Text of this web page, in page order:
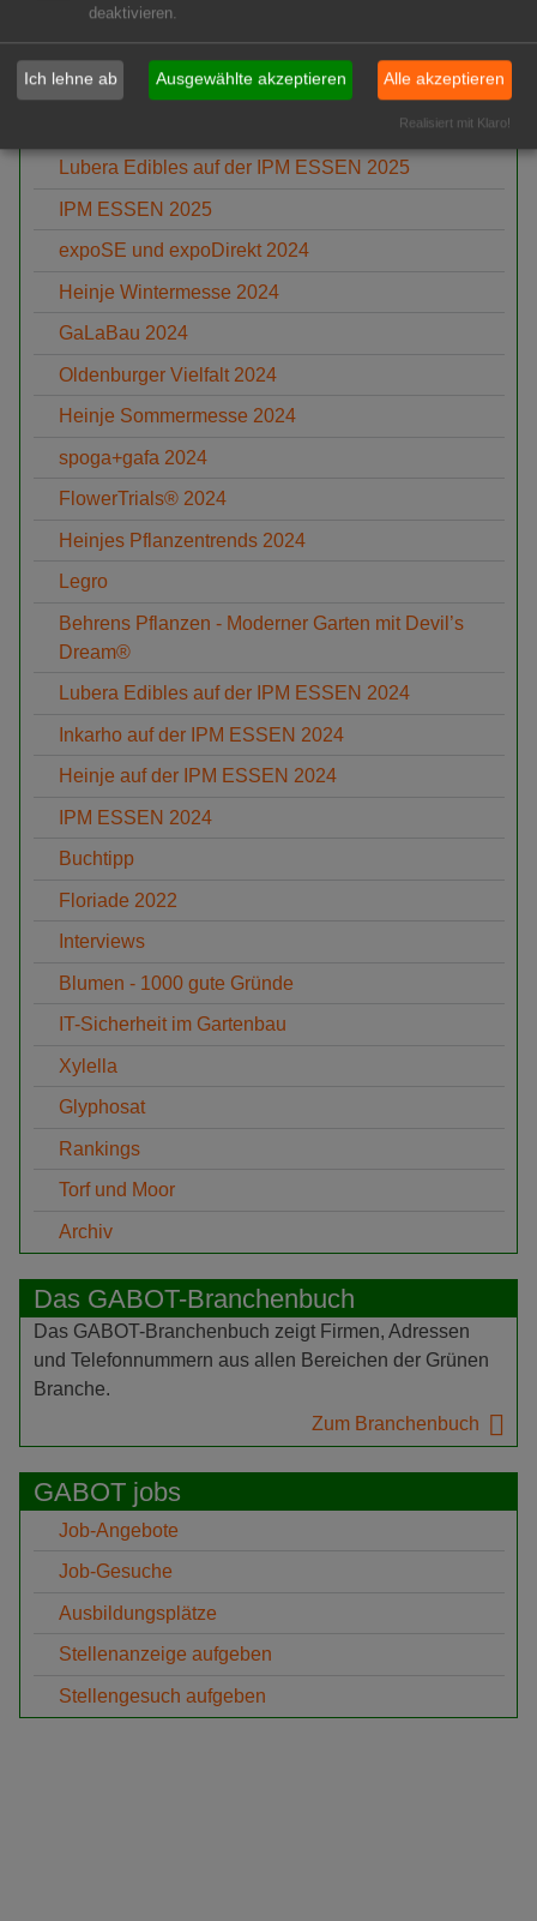
Harries Plantdesign
Devils Dream
Lubera Edibles auf der IPM ESSEN 2025
IPM ESSEN 2025
expoSE und expoDirekt 2024
Heinje Wintermesse 2024
GaLaBau 2024
Oldenburger Vielfalt 2024
Heinje Sommermesse 2024
spoga+gafa 2024
FlowerTrials® 2024
Heinjes Pflanzentrends 2024
Legro
Behrens Pflanzen - Moderner Garten mit Devil’s
Dream®
Lubera Edibles auf der IPM ESSEN 2024
Inkarho auf der IPM ESSEN 2024
Heinje auf der IPM ESSEN 2024
IPM ESSEN 2024
Buchtipp
Floriade 2022
Interviews
Blumen - 1000 gute Gründe
IT-Sicherheit im Gartenbau
Xylella
Glyphosat
Rankings
Torf und Moor
Archiv
Das GABOT-Branchenbuch
Das GABOT-Branchenbuch zeigt Firmen, Adressen
und Telefonnummern aus allen Bereichen der Grünen
Branche.
Zum Branchenbuch
GABOT jobs
Job-Angebote
Job-Gesuche
Ausbildungsplätze
Stellenanzeige aufgeben
Stellengesuch aufgeben
deaktivieren.
Ich lehne ab Ausgewählte akzeptieren Alle akzeptieren
Realisiert mit Klaro!